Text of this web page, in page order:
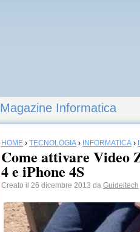
Magazine Informatica
HOME › TECNOLOGIA › INFORMATICA ›
Come attivare Video
4 e iPhone 4S
Creato il 26 dicembre 2013 da Guideitech